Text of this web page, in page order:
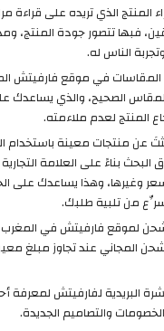
المنتج الذي تريده على قراءة
فبها تتصور جودة المنتج،
الناس له.
في موقع فارفيتش
المقاس الصحيح، والذي يساعدك
المنتج لعدم ملاءمته.
عن منتجات معينة باستخدام
البحث بناءً على العلامة
وغيرها، وهذا يساعدك على
من تلبية طلبك.
لموقع فارفيتش في
المجاني عند تجاوز مبلغ
البريدية لفارفيتش لمعرفة
والتصاميم الجديدة.